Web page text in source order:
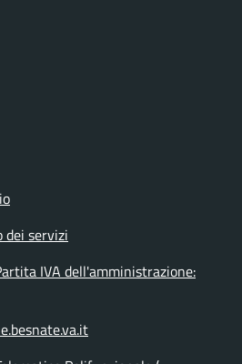
dei servizi
IVA dell'amministrazione: